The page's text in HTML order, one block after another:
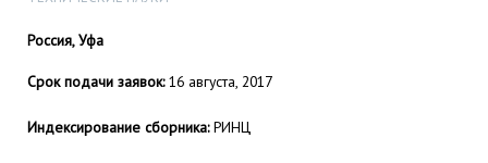
Россия, Уфа
Срок подачи заявок:16 августа, 2017
Индексирование сборника:РИНЦ